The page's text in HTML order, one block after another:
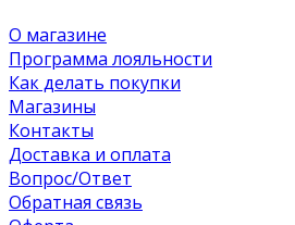
О магазине
Программа лояльности
Как делать покупки
Магазины
Контакты
Доставка и оплата
Вопрос/Ответ
Обратная связь